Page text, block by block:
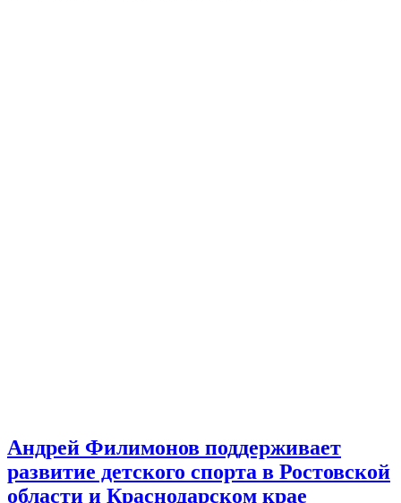
Андрей Филимонов поддерживает
развитие детского спорта в Ростовской
области и Краснодарском крае